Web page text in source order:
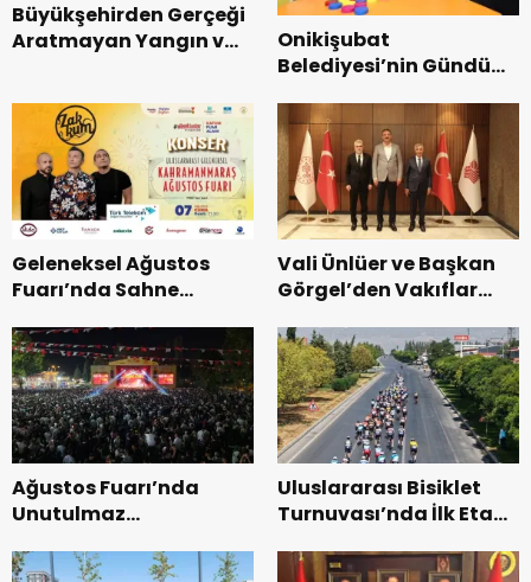
Büyükşehirden Gerçeği
Aratmayan Yangın ve
Onikişubat
Belediyesi’nin Gündüz
dönemin ön kayıtları
başladı.
Geleneksel Ağustos
Fuarı’nda Sahne
Vali Ünlüer ve Başkan
Görgel’den Vakıflar
ziyaret.
Ağustos Fuarı’nda
Unutulmaz
Uluslararası Bisiklet
Turnuvası’nda İlk Etap
Tamamlandı.